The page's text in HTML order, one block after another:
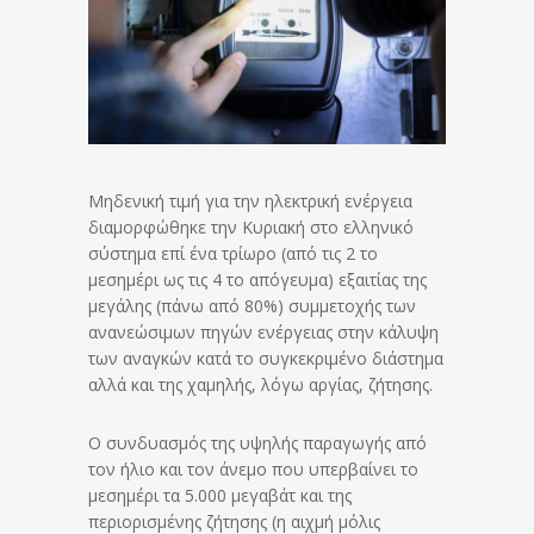
Μηδενική τιμή για την ηλεκτρική ενέργεια
διαμορφώθηκε την Κυριακή στο ελληνικό
σύστημα επί ένα τρίωρο (από τις 2 το
μεσημέρι ως τις 4 το απόγευμα) εξαιτίας της
μεγάλης (πάνω από 80%) συμμετοχής των
ανανεώσιμων πηγών ενέργειας στην κάλυψη
των αναγκών κατά το συγκεκριμένο διάστημα
αλλά και της χαμηλής, λόγω αργίας, ζήτησης.
Ο συνδυασμός της υψηλής παραγωγής από
τον ήλιο και τον άνεμο που υπερβαίνει το
μεσημέρι τα 5.000 μεγαβάτ και της
περιορισμένης ζήτησης (η αιχμή μόλις